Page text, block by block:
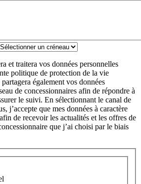
et traitera vos données personnelles
politique de protection de la vie
également vos données
de concessionnaires afin de répondre à
le suivi. En sélectionnant le canal de
j’accepte que mes données à caractère
de recevoir les actualités et les offres de
que j’ai choisi par le biais